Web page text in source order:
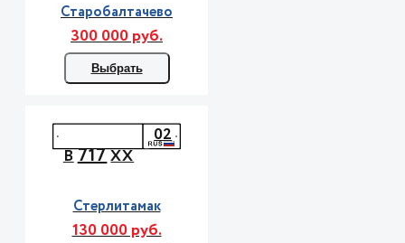
Старобалтачево
300 000 руб.
Выбрать
В717ХХ
02
Стерлитамак
130 000 руб.